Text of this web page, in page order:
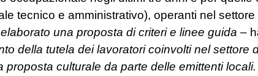
tecnico e amministrativo), operanti nel settore
una proposta di criteri e linee guida –
della tutela dei lavoratori coinvolti nel settore
proposta culturale da parte delle emittenti locali.